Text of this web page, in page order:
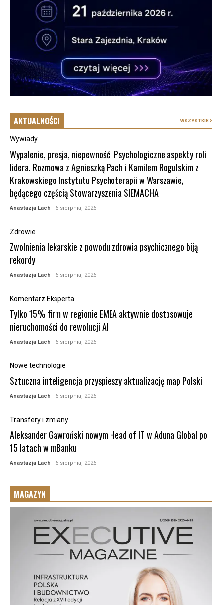
AKTUALNOŚCI WSZYSTKIE
Wywiady
Wypalenie, presja, niepewność. Psychologiczne aspekty roli
lidera. Rozmowa z Agnieszką Pach i Kamilem Rogulskim z
Krakowskiego Instytutu Psychoterapii w Warszawie,
będącego częścią Stowarzyszenia SIEMACHA
Anastazja Lach - 6 sierpnia, 2026
Zdrowie
Zwolnienia lekarskie z powodu zdrowia psychicznego biją
rekordy
Anastazja Lach - 6 sierpnia, 2026
Komentarz Eksperta
Tylko 15% firm w regionie EMEA aktywnie dostosowuje
nieruchomości do rewolucji AI
Anastazja Lach - 6 sierpnia, 2026
Nowe technologie
Sztuczna inteligencja przyspieszy aktualizację map Polski
Anastazja Lach - 6 sierpnia, 2026
Transfery i zmiany
Aleksander Gawroński nowym Head of IT w Aduna Global po
15 latach w mBanku
Anastazja Lach - 6 sierpnia, 2026
MAGAZYN